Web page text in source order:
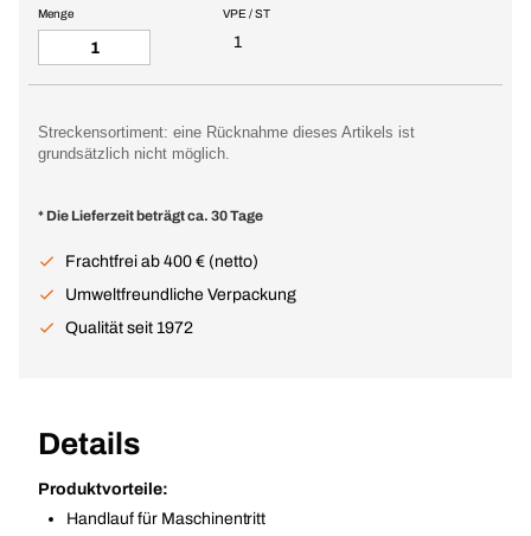
VPE / ST
1
Menge
Streckensortiment: eine Rücknahme dieses Artikels ist
grundsätzlich nicht möglich.
* Die Lieferzeit beträgt ca. 30 Tage
Frachtfrei ab 400 € (netto)
Umweltfreundliche Verpackung
Qualität seit 1972
Details
Produktvorteile:
Handlauf für Maschinentritt